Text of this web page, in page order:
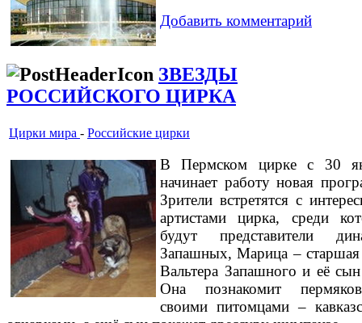
Добавить комментарий
ЗВЕЗДЫ
РОССИЙСКОГО ЦИРКА
Цирки мира - Российские цирки
В Пермском цирке с 30
начинает работу новая
Зрители встретятся с
артистами цирка, среди
будут представители
Запашных, Марица –
Вальтера Запашного и её
Она познакомит
своими питомцами –